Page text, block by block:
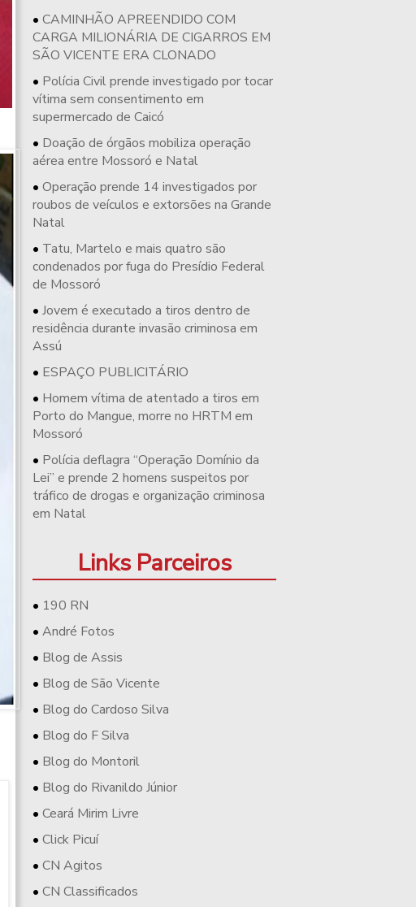
CAMINHÃO APREENDIDO COM
CARGA MILIONÁRIA DE CIGARROS EM
SÃO VICENTE ERA CLONADO
Polícia Civil prende investigado por tocar
vítima sem consentimento em
supermercado de Caicó
Doação de órgãos mobiliza operação
aérea entre Mossoró e Natal
Operação prende 14 investigados por
roubos de veículos e extorsões na Grande
Natal
Tatu, Martelo e mais quatro são
condenados por fuga do Presídio Federal
de Mossoró
Jovem é executado a tiros dentro de
residência durante invasão criminosa em
Assú
ESPAÇO PUBLICITÁRIO
Homem vítima de atentado a tiros em
Porto do Mangue, morre no HRTM em
Mossoró
Polícia deflagra “Operação Domínio da
Lei” e prende 2 homens suspeitos por
tráfico de drogas e organização criminosa
em Natal
Links Parceiros
190 RN
André Fotos
Blog de Assis
Blog de São Vicente
Blog do Cardoso Silva
Blog do F Silva
Blog do Montoril
Blog do Rivanildo Júnior
Ceará Mirim Livre
Click Picuí
CN Agitos
CN Classificados